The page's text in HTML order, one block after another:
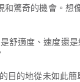
和驚奇的機會。想
舒適度、速度還
目的地從未如此簡